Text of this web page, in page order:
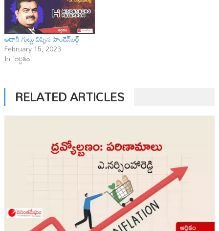
అదానీ గుట్టు విప్పిన హిండెన్‌బర్గ్‌
February 15, 2023
In "ఆర్ధికం"
RELATED ARTICLES